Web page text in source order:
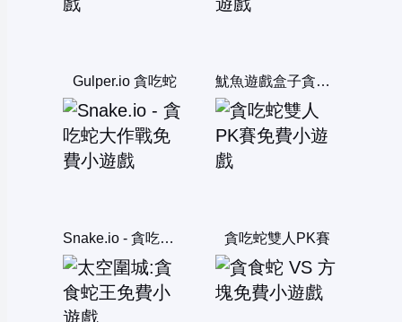
Gulper.io 貪吃蛇 魷魚遊戲盒子貪食蛇
Snake.io - 貪吃蛇大作戰 貪吃蛇雙人PK賽